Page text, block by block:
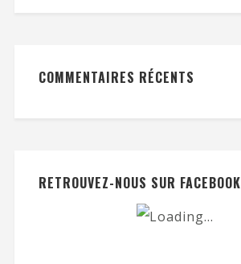
COMMENTAIRES RÉCENTS
RETROUVEZ-NOUS SUR FACEBOOK